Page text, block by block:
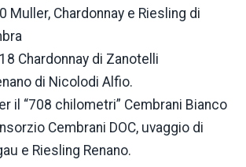
Muller, Chardonnay e Riesling di
Chardonnay di Zanotelli
di Nicolodi Alfio.
il “708 chilometri” Cembrani Bianco
Cembrani DOC, uvaggio di
e Riesling Renano.